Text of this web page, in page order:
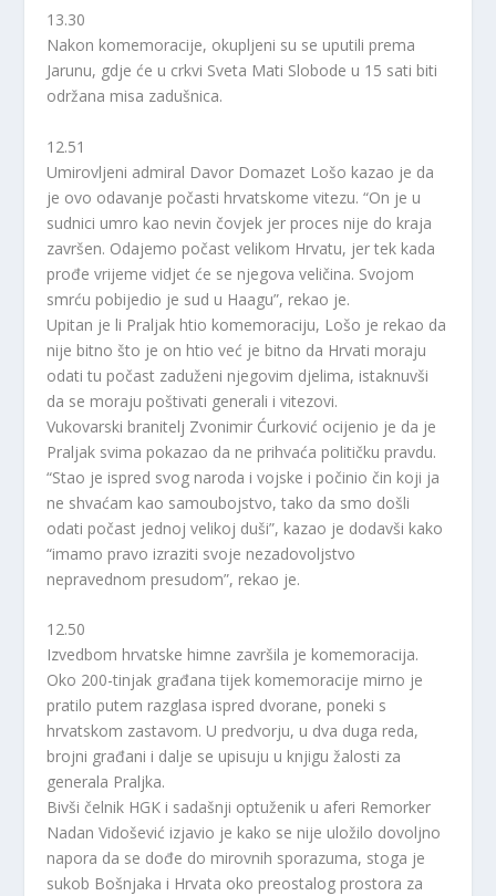
13.30
Nakon komemoracije, okupljeni su se uputili prema
Jarunu, gdje će u crkvi Sveta Mati Slobode u 15 sati biti
održana misa zadušnica.
12.51
Umirovljeni admiral Davor Domazet Lošo kazao je da
je ovo odavanje počasti hrvatskome vitezu. “On je u
sudnici umro kao nevin čovjek jer proces nije do kraja
završen. Odajemo počast velikom Hrvatu, jer tek kada
prođe vrijeme vidjet će se njegova veličina. Svojom
smrću pobijedio je sud u Haagu”, rekao je.
Upitan je li Praljak htio komemoraciju, Lošo je rekao da
nije bitno što je on htio već je bitno da Hrvati moraju
odati tu počast zaduženi njegovim djelima, istaknuvši
da se moraju poštivati generali i vitezovi.
Vukovarski branitelj Zvonimir Ćurković ocijenio je da je
Praljak svima pokazao da ne prihvaća političku pravdu.
“Stao je ispred svog naroda i vojske i počinio čin koji ja
ne shvaćam kao samoubojstvo, tako da smo došli
odati počast jednoj velikoj duši”, kazao je dodavši kako
“imamo pravo izraziti svoje nezadovoljstvo
nepravednom presudom”, rekao je.
12.50
Izvedbom hrvatske himne završila je komemoracija.
Oko 200-tinjak građana tijek komemoracije mirno je
pratilo putem razglasa ispred dvorane, poneki s
hrvatskom zastavom. U predvorju, u dva duga reda,
brojni građani i dalje se upisuju u knjigu žalosti za
generala Praljka.
Bivši čelnik HGK i sadašnji optuženik u aferi Remorker
Nadan Vidošević izjavio je kako se nije uložilo dovoljno
napora da se dođe do mirovnih sporazuma, stoga je
sukob Bošnjaka i Hrvata oko preostalog prostora za